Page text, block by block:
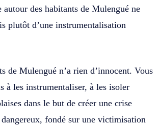
des habitants de Mulengué ne
plutôt d’une instrumentalisation
de Mulengué n’a rien d’innocent. Vous
à les instrumentaliser, à les isoler
dans le but de créer une crise
fondé sur une victimisation